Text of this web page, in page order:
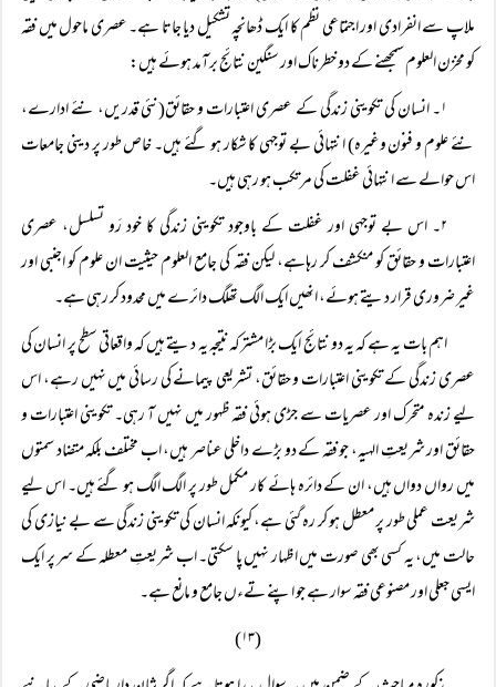
ملاپ سے انفرادی اور اجتماعی نظم کا ایک ڈھانچہ تشکیل دیا جاتا ہے۔ عصری ماحول میں فقہ
کو مخزن العلوم سمجھنے کے دو خطرناک اور سنگین نتائج برآمد ہوئے ہیں:
۱۔ انسان کی تکوینی زندگی کے عصری اعتبارات و حقائق(نئی قدریں، نئے ادارے،
نئے علوم و فنون وغیرہ) انتہائی بے توجہی کا شکار ہو گئے ہیں۔ خاص طور پر دینی جامعات
اس حوالے سے انتہائی غفلت کی مرتکب ہو رہی ہیں۔
۲۔ اس بے توجہی اور غفلت کے باوجود تکوینی زندگی کا خود رَو تسلسل، عصری
اعتبارات و حقائق کو منکشف کر رہاہے، لیکن فقہ کی جامع العلوم حیثیت ان علوم کو اجنبی اور
غیر ضروری قرار دیتے ہوئے، انھیں ایک الگ تھلگ دائرے میں محدود کر رہی ہے۔
اہم بات یہ ہے کہ یہ دو نتائج ایک بڑا مشترکہ نتیجہ یہ دیتے ہیں کہ واقعاتی سطح پر انسان کی
عصری زندگی کے تکوینی اعتبارات و حقائق، تشریعی پیمانے کی رسائی میں نہیں رہے، اس
لیے زندہ متحرک اور عصریات سے جڑی ہوئی فقہ ظہور میں نہیں آ رہی۔ تکوینی اعتبارات و
حقائق اور شریعتِ الہیہ، جو فقہ کے دو بڑے داخلی عناصر ہیں، اب مختلف بلکہ متضاد سمتوں
میں رواں دواں ہیں، ان کے دائرہ ہائے کار مکمل طور پر الگ الگ ہو گئے ہیں۔ اس لیے
شریعت عملی طور پر معطل ہو کر رہ گئی ہے، کیونکہ انسان کی تکوینی زندگی سے بے نیازی کی
حالت میں، یہ کسی بھی صورت میں اظہار نہیں پا سکتی۔ اب شریعتِ معطلہ کے سر پر ایک
ایسی جعلی اور مصنوعی فقہ سوار ہے جو اپنے تےءں جامع و مانع ہے۔
(۱۳)